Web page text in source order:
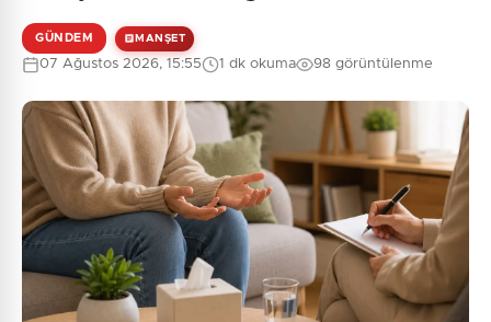
GÜNDEM MANŞET
07 Ağustos 2026, 15:55 1 dk okuma 98 görüntülenme